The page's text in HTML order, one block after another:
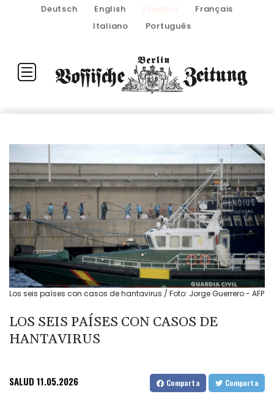
Deutsch English Español
Français
Italiano
Português
Los seis países con casos de hantavirus / Foto: Jorge Guerrero - AFP
LOS SEIS PAÍSES CON CASOS DE
HANTAVIRUS
SALUD 11.05.2026 Comparta Comparta